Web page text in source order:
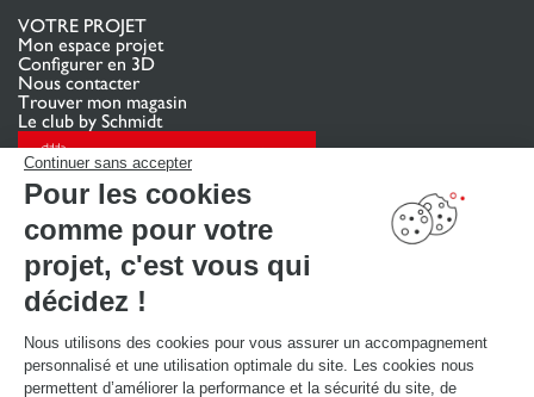
Continuer sans accepter
Pour les cookies
comme pour votre
projet, c'est vous qui
décidez !
Nous utilisons des cookies pour vous assurer un accompagnement
personnalisé et une utilisation optimale du site. Les cookies nous
permettent d’améliorer la performance et la sécurité du site, de
VOTRE PROJET
Mon espace projet
Configurer en 3D
Nous contacter
Trouver mon magasin
Le club by Schmidt
PRENDRE RENDEZ-VOUS
LIENS UTILES
Promotions
Guides de poses et d’entretien
Consulter notre catalogue
À PROPOS
Actualités du groupe